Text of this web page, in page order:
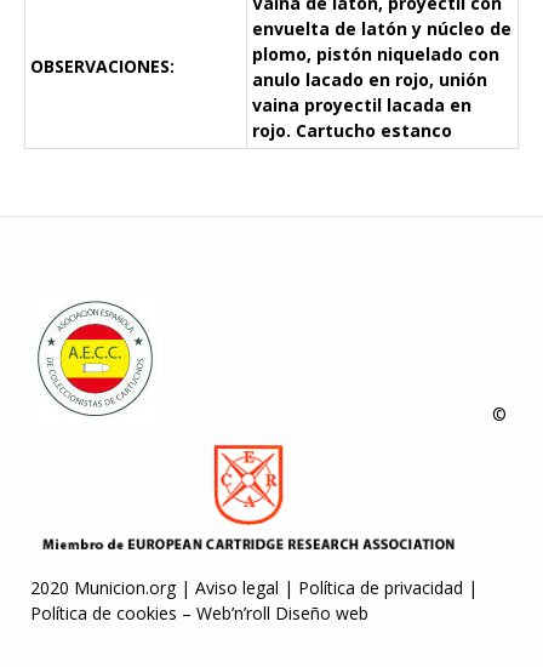
OBSERVACIONES:
envuelta de latón y núcleo de
plomo, pistón niquelado con
anulo lacado en rojo, unión
vaina proyectil lacada en
rojo. Cartucho estanco
©
2020 Municion.org | Aviso legal | Política de privacidad |
Política de cookies – Web’n’roll Diseño web